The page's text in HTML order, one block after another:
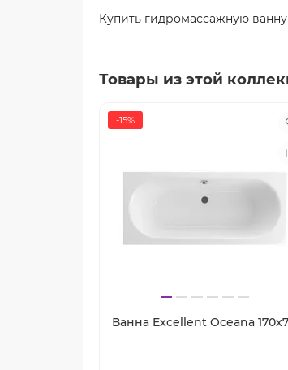
Купить гидромассажную
Товары из этой
-15%
Ванна Excellent Oceana